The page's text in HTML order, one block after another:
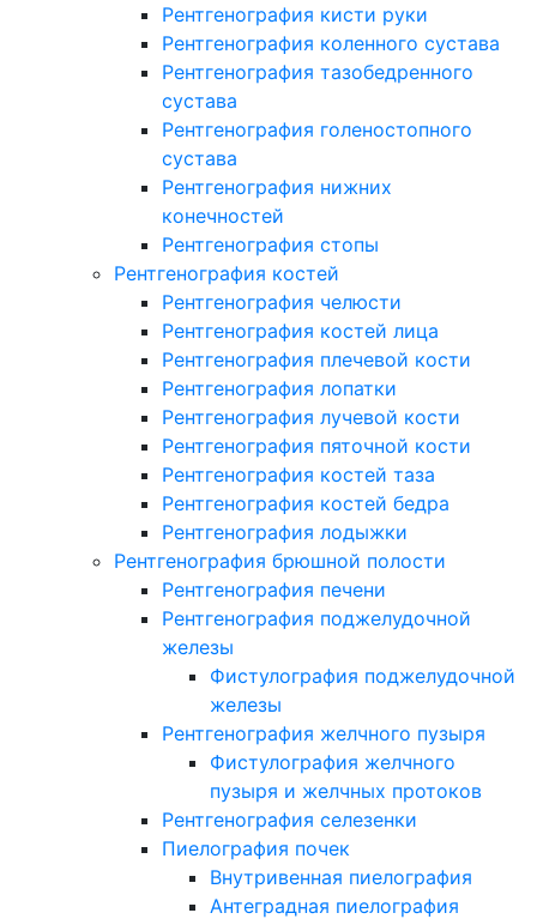
Рентгенография кисти руки
Рентгенография коленного сустава
Рентгенография тазобедренного
сустава
Рентгенография голеностопного
сустава
Рентгенография нижних
конечностей
Рентгенография стопы
Рентгенография костей
Рентгенография челюсти
Рентгенография костей лица
Рентгенография плечевой кости
Рентгенография лопатки
Рентгенография лучевой кости
Рентгенография пяточной кости
Рентгенография костей таза
Рентгенография костей бедра
Рентгенография лодыжки
Рентгенография брюшной полости
Рентгенография печени
Рентгенография поджелудочной
железы
Фистулография поджелудочной
железы
Рентгенография желчного пузыря
Фистулография желчного
пузыря и желчных протоков
Рентгенография селезенки
Пиелография почек
Внутривенная пиелография
Антеградная пиелография